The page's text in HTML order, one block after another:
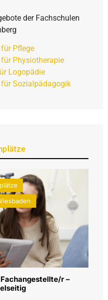
der Fachschulen
Pflege
Physiotherapie
Logopädie
Sozialpädagogik
r –